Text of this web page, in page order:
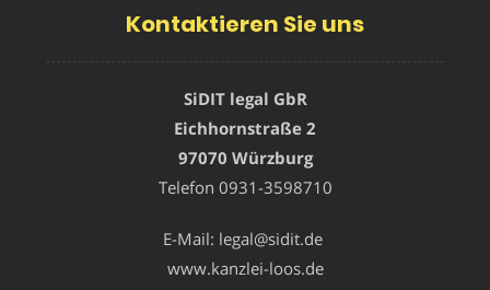
Kontaktieren Sie uns
SiDIT legal GbR
Eichhornstraße 2
97070 Würzburg
Telefon 0931-3598710
E-Mail: legal@sidit.de
www.kanzlei-loos.de